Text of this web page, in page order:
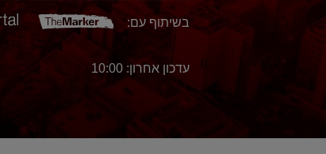
בשיתוף עם:
עדכון אחרון: 10:00